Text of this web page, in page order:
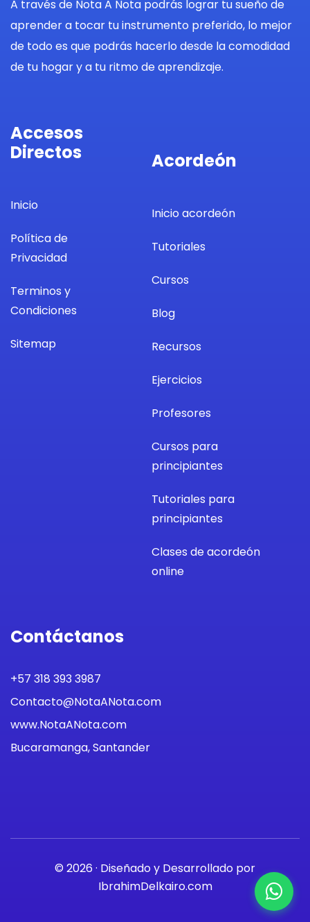
A través de Nota A Nota podrás lograr tu sueño de
aprender a tocar tu instrumento preferido, lo mejor
de todo es que podrás hacerlo desde la comodidad
de tu hogar y a tu ritmo de aprendizaje.
Accesos
Directos
Inicio
Política de
Privacidad
Terminos y
Condiciones
Sitemap
Acordeón
Inicio acordeón
Tutoriales
Cursos
Blog
Recursos
Ejercicios
Profesores
Cursos para
principiantes
Tutoriales para
principiantes
Clases de acordeón
online
Contáctanos
+57 318 393 3987
Contacto@NotaANota.com
www.NotaANota.com
Bucaramanga, Santander
© 2026 · Diseñado y Desarrollado por
IbrahimDelkairo.com